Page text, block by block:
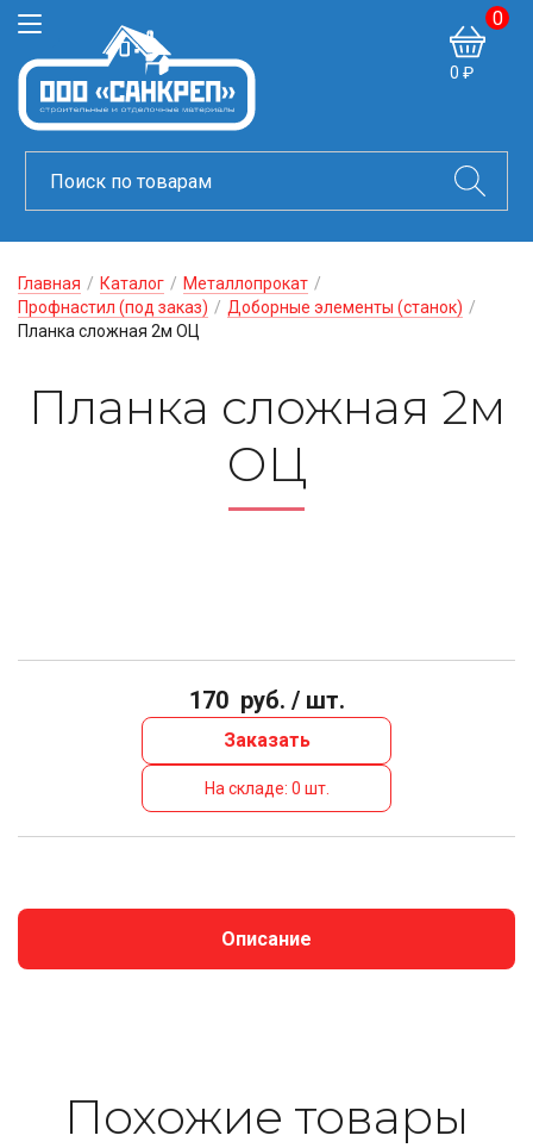
0 ₽
0
Главная / Каталог / Металлопрокат /
Профнастил (под заказ) / Доборные элементы (станок) /
Планка сложная 2м ОЦ
Планка сложная 2м
ОЦ
170руб. / шт.
Заказать
На складе: 0 шт.
Описание
Похожие то­ва­ры